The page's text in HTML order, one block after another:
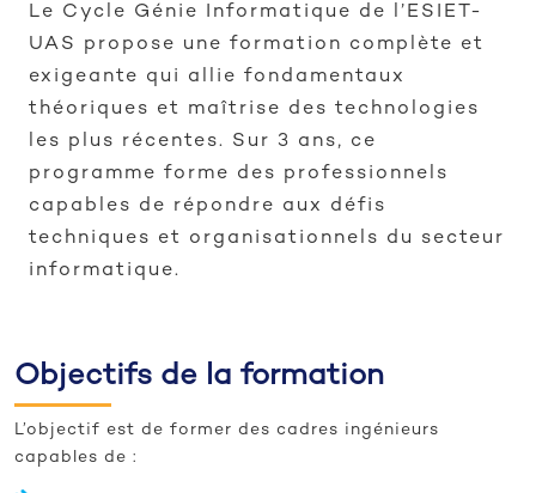
Le Cycle Génie Informatique de l’ESIET-
UAS propose une formation complète et
exigeante qui allie fondamentaux
théoriques et maîtrise des technologies
les plus récentes. Sur 3 ans, ce
programme forme des professionnels
capables de répondre aux défis
techniques et organisationnels du secteur
informatique.
Objectifs de la formation
L’objectif est de former des cadres ingénieurs
capables de :